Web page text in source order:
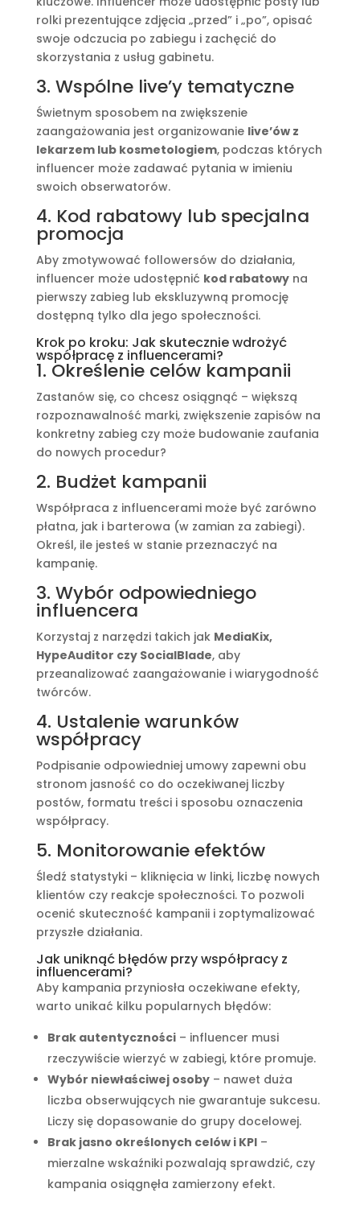
rolki prezentujące zdjęcia „przed” i „po”, opisać
swoje odczucia po zabiegu i zachęcić do
skorzystania z usług gabinetu.
3. Wspólne live’y tematyczne
Świetnym sposobem na zwiększenie
zaangażowania jest organizowanie live’ów z
lekarzem lub kosmetologiem, podczas których
influencer może zadawać pytania w imieniu
swoich obserwatorów.
4. Kod rabatowy lub specjalna
promocja
Aby zmotywować followersów do działania,
influencer może udostępnić kod rabatowyna
pierwszy zabieg lub ekskluzywną promocję
dostępną tylko dla jego społeczności.
Krok po kroku: Jak skutecznie wdrożyć
współpracę z influencerami?
1. Określenie celów kampanii
Zastanów się, co chcesz osiągnąć – większą
rozpoznawalność marki, zwiększenie zapisów na
konkretny zabieg czy może budowanie zaufania
do nowych procedur?
2. Budżet kampanii
Współpraca z influencerami może być zarówno
płatna, jak i barterowa (w zamian za zabiegi).
Określ, ile jesteś w stanie przeznaczyć na
kampanię.
3. Wybór odpowiedniego
influencera
Korzystaj z narzędzi takich jak MediaKix,
HypeAuditor czy SocialBlade, aby
przeanalizować zaangażowanie i wiarygodność
twórców.
4. Ustalenie warunków
współpracy
Podpisanie odpowiedniej umowy zapewni obu
stronom jasność co do oczekiwanej liczby
postów, formatu treści i sposobu oznaczenia
współpracy.
5. Monitorowanie efektów
Śledź statystyki – kliknięcia w linki, liczbę nowych
klientów czy reakcje społeczności. To pozwoli
ocenić skuteczność kampanii i zoptymalizować
przyszłe działania.
Jak uniknąć błędów przy współpracy z
influencerami?
Aby kampania przyniosła oczekiwane efekty,
warto unikać kilku popularnych błędów:
Brak autentyczności– influencer musi
rzeczywiście wierzyć w zabiegi, które promuje.
Wybór niewłaściwej osoby– nawet duża
liczba obserwujących nie gwarantuje sukcesu.
Liczy się dopasowanie do grupy docelowej.
Brak jasno określonych celów i KPI–
mierzalne wskaźniki pozwalają sprawdzić, czy
kampania osiągnęła zamierzony efekt.